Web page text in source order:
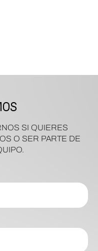
SI QUIERES
O SER PARTE DE